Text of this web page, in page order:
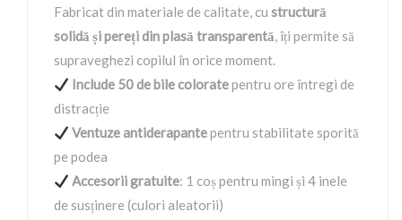
Fabricat din materiale de calitate, cu structură
solidă și pereți din plasă transparentă, îți permite să
supraveghezi copilul în orice moment.
Include 50 de bile coloratepentru ore întregi de
distracție
Ventuze antiderapantepentru stabilitate sporită
pe podea
Accesorii gratuite: 1 coș pentru mingi și 4 inele
de susținere (culori aleatorii)